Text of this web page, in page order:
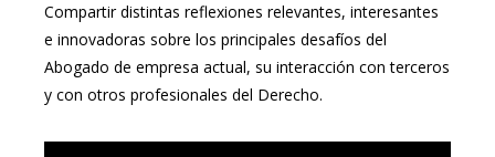
Compartir distintas reflexiones relevantes, interesantes
e innovadoras sobre los principales desafíos del
Abogado de empresa actual, su interacción con terceros
y con otros profesionales del Derecho.